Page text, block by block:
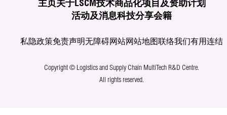
主页关于LSCM技术商品化项目及资助计划
活动及消息科技分享会籍
私隐政策免责声明无障碍网站网站地图联络我们有用连结
Copyright © Logistics and Supply Chain MultiTech R&D Centre.
All rights reserved.